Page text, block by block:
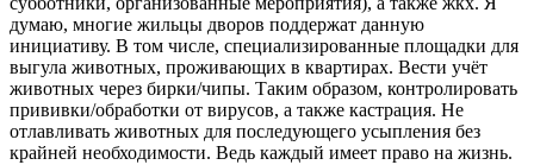
думаю, многие жильцы дворов поддержат данную
инициативу. В том числе, специализированные площадки для
выгула животных, проживающих в квартирах. Вести учёт
животных через бирки/чипы. Таким образом, контролировать
прививки/обработки от вирусов, а также кастрация. Не
отлавливать животных для последующего усыпления без
крайней необходимости. Ведь каждый имеет право на жизнь.